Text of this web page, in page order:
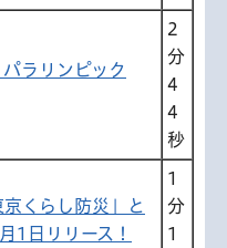
ラリンピック
2
分
4
4
秒
くらし防災」と
1日リリース！
1
分
1